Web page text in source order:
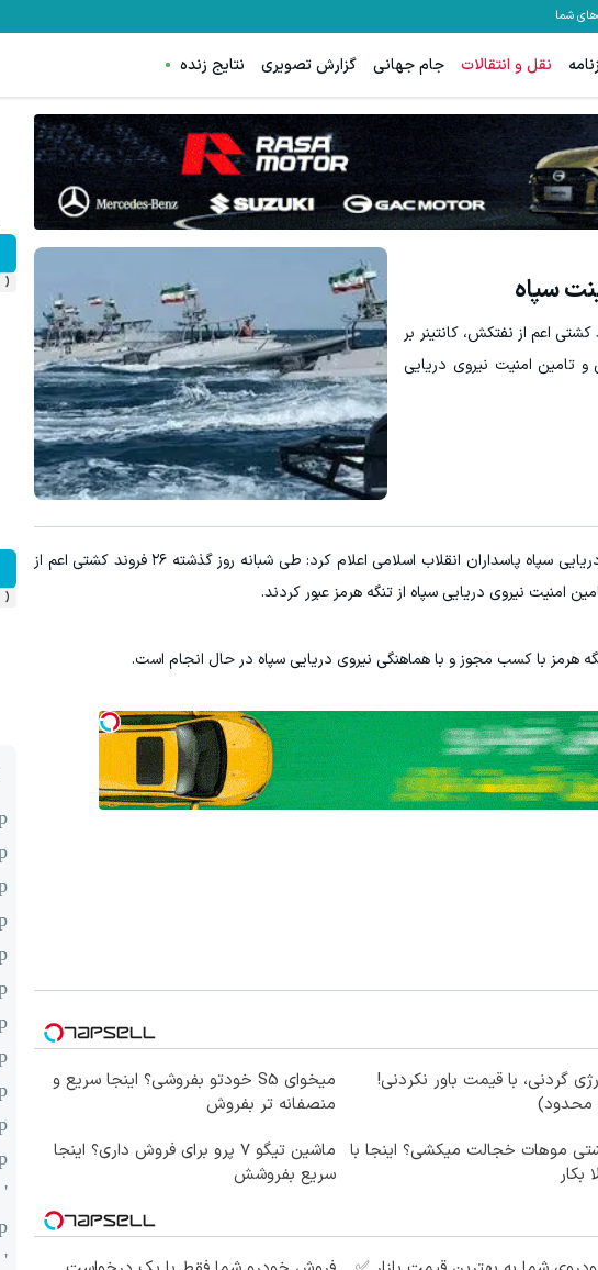
شما
نقل و انتقالات جام جهانی گزارش تصویری نتایج زنده
پاسداران انقلاب اسلامی از عبور ۲۶ فروند کشتی اعم از نفتکش، کانتینر بر
تامین امنیت نیروی دریایی
به گزارش "ورزش سه" و به نقل از مشرق، فرماندهی نیروی دریایی سپاه پاسداران انقلاب اسلامی اعلام کرد: طی شبانه روز گذشته ۲۶ فروند کشتی اعم از
امنیت نیروی دریایی سپاه از تنگه هرمز عبور کردند.
هرمز با کسب مجوز و با هماهنگی نیروی دریایی سپاه در حال انجام است.
گردنی، با قیمت باور نکردنی!
میخوای S5 خودتو بفروشی؟ اینجا سریع و
منصفانه تر بفروش
موهات خجالت میکشی؟ اینجا با
بکار
ماشین تیگو 7 پرو برای فروش داری؟ اینجا
سریع بفروشش
‹
‹